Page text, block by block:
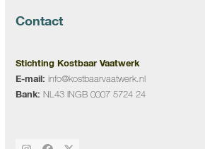
Contact
Stichting Kostbaar Vaatwerk
E-mail: info@kostbaarvaatwerk.nl
Bank: NL43 INGB 0007 5724 24